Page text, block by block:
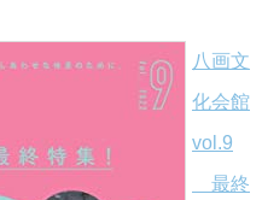
八画文
化会館
vol.9
最終